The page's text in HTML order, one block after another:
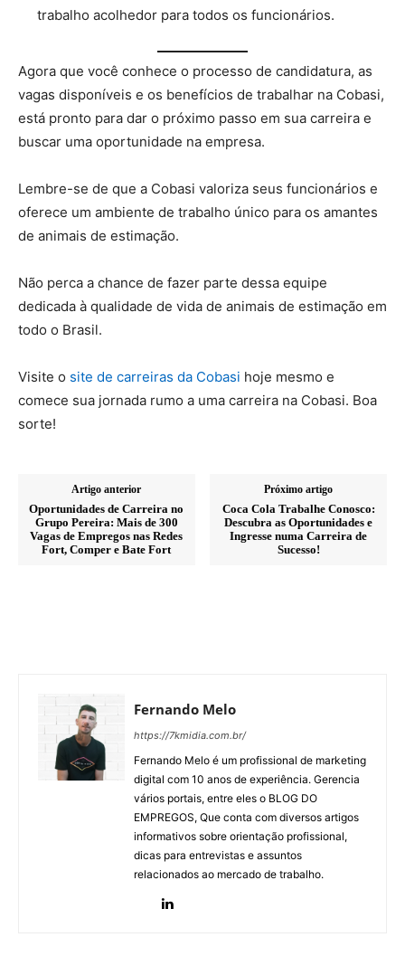
trabalho acolhedor para todos os funcionários.
Agora que você conhece o processo de candidatura, as
vagas disponíveis e os benefícios de trabalhar na Cobasi,
está pronto para dar o próximo passo em sua carreira e
buscar uma oportunidade na empresa.
Lembre-se de que a Cobasi valoriza seus funcionários e
oferece um ambiente de trabalho único para os amantes
de animais de estimação.
Não perca a chance de fazer parte dessa equipe
dedicada à qualidade de vida de animais de estimação em
todo o Brasil.
Visite o site de carreiras da Cobasi hoje mesmo e
comece sua jornada rumo a uma carreira na Cobasi. Boa
sorte!
Artigo anterior
Oportunidades de Carreira no
Grupo Pereira: Mais de 300
Vagas de Empregos nas Redes
Fort, Comper e Bate Fort
Próximo artigo
Coca Cola Trabalhe Conosco:
Descubra as Oportunidades e
Ingresse numa Carreira de
Sucesso!
Fernando Melo
https://7kmidia.com.br/
Fernando Melo é um profissional de marketing
digital com 10 anos de experiência. Gerencia
vários portais, entre eles o BLOG DO
EMPREGOS, Que conta com diversos artigos
informativos sobre orientação profissional,
dicas para entrevistas e assuntos
relacionados ao mercado de trabalho.